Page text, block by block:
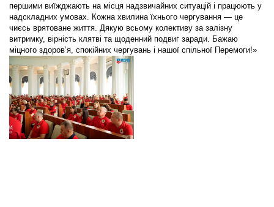
першими виїжджають на місця надзвичайних ситуацій і працюють у
надскладних умовах. Кожна хвилина їхнього чергування — це
чиєсь врятоване життя. Дякую всьому колективу за залізну
витримку, вірність клятві та щоденний подвиг заради. Бажаю
міцного здоров’я, спокійних чергувань і нашої спільної Перемоги!»